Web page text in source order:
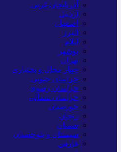
آذربایجان غربی
اردبیل
اصفهان
البرز
ایلام
بوشهر
تهران
چهار محال و بختیاری
خراسان جنوبی
خراسان رضوی
خراسان شمالی
خوزستان
زنجان
سمنان
سیستان و بلوچستان
فارس